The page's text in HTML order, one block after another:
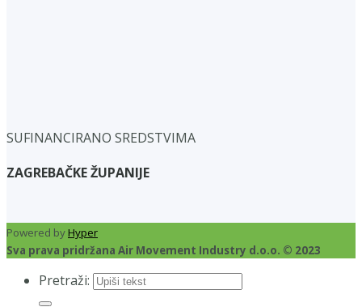
SUFINANCIRANO SREDSTVIMA
ZAGREBAČKE ŽUPANIJE
Powered byHyper
Sva prava pridržana Air Movement Industry d.o.o. © 2023
Pretraži: